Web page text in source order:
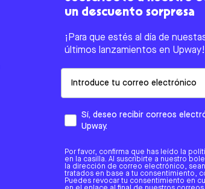
un descuento sorpresa
¡Para que estés al día de
últimos lanzamientos en Upway!
Sí, deseo recibir correos
Upway.
Por favor, confirma que has leído la
en la casilla. Al suscribirte a nuestro
la dirección de correo electrónico,
tratados en base a tu consentimiento,
Puedes revocar tu consentimiento en